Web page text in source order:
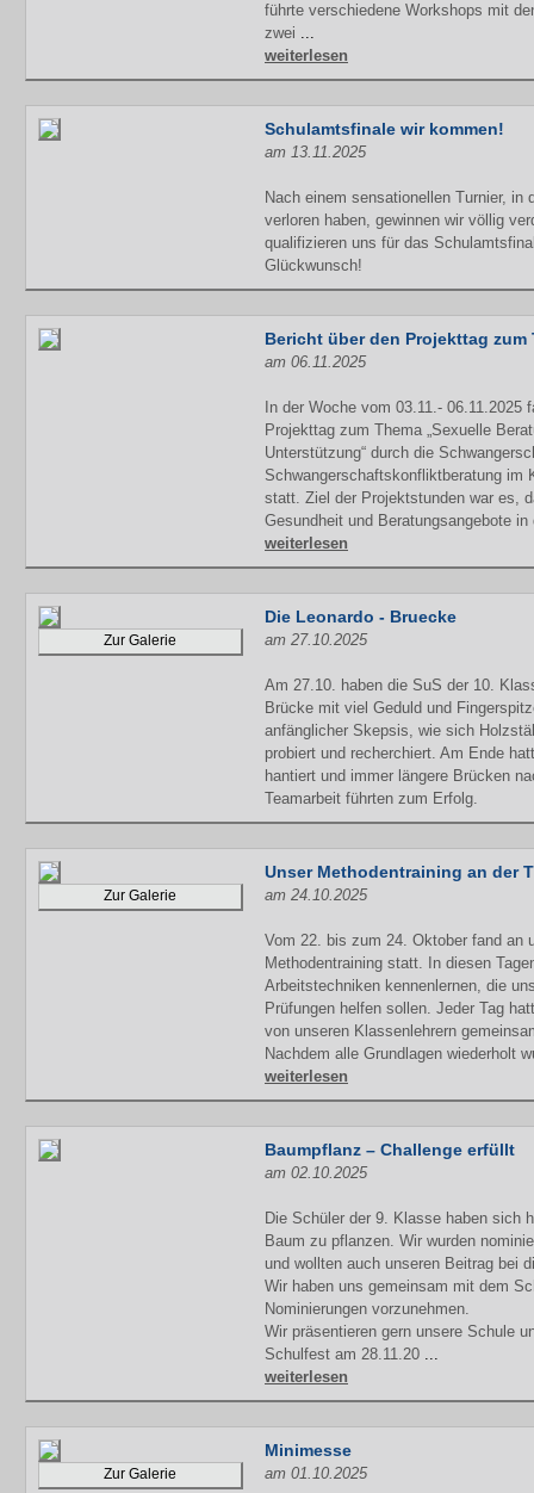
führte verschiedene Workshops mit
zwei ...
weiterlesen
Schulamtsfinale wir kommen!
am 13.11.2025
Nach einem sensationellen Turnier,
verloren haben, gewinnen wir völlig
qualifizieren uns für das
Glückwunsch!
Bericht über den Projekttag zum
am 06.11.2025
In der Woche vom 03.11.- 06.11.2025
Projekttag zum Thema „Sexuelle
Unterstützung“ durch die
Schwangerschaftskonfliktberatung im
statt. Ziel der Projektstunden war es,
Gesundheit und Beratungsangebote
weiterlesen
Zur Galerie
Die Leonardo - Bruecke
am 27.10.2025
Am 27.10. haben die SuS der 10.
Brücke mit viel Geduld und
anfänglicher Skepsis, wie sich
probiert und recherchiert. Am Ende
hantiert und immer längere Brücken
Teamarbeit führten zum Erfolg.
Zur Galerie
Unser Methodentraining an der
am 24.10.2025
Vom 22. bis zum 24. Oktober fand an
Methodentraining statt. In diesen
Arbeitstechniken kennenlernen, die
Prüfungen helfen sollen. Jeder Tag
von unseren Klassenlehrern
Nachdem alle Grundlagen wiederholt
weiterlesen
Baumpflanz – Challenge erfüllt
am 02.10.2025
Die Schüler der 9. Klasse haben sich
Baum zu pflanzen. Wir wurden
und wollten auch unseren Beitrag bei
Wir haben uns gemeinsam mit dem
Nominierungen vorzunehmen.
Wir präsentieren gern unsere Schule
Schulfest am 28.11.20 ...
weiterlesen
Zur Galerie
Minimesse
am 01.10.2025